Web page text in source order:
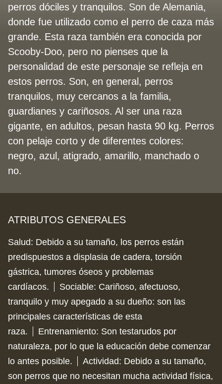
perros dóciles y tranquilos. Son de Alemania,
donde fue utilizado como el perro de caza más
grande. Esta raza también era conocida por
Scooby-Doo, pero no pienses que la
personalidad de este personaje se refleja en
estos perros. Son, en general, perros
tranquilos, muy cercanos a la familia,
guardianes y cariñosos. Al ser una raza
gigante, en adultos, pesan hasta 90 kg. Perros
con pelaje corto y de diferentes colores:
negro, azul, atigrado, amarillo, manchado o
no.
ATRIBUTOS GENERALES
Salud: Debido a su tamaño, los perros están
predispuestos a displasia de cadera, torsión
gástrica, tumores óseos y problemas
cardíacos.
Sociable: Cariñoso, afectuoso,
tranquilo y muy apegado a su dueño: son las
principales características de esta
raza.
Entrenamiento: Son testarudos por
naturaleza, por lo que la educación debe comenzar
lo antes posible.
Actividad: Debido a su tamaño,
son perros que no necesitan mucha actividad física,